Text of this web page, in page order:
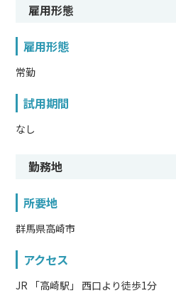
雇用形態
雇用形態
常勤
試用期間
なし
勤務地
所要地
群馬県高崎市
アクセス
JR 「高崎駅」 西口より徒歩1分